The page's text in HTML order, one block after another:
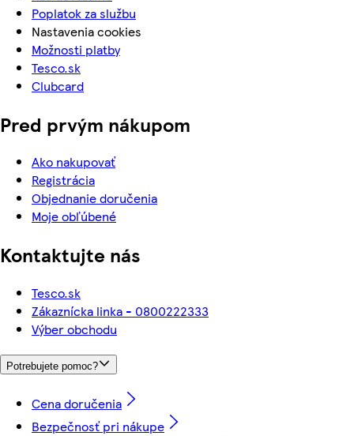
Poplatok za službu
Nastavenia cookies
Možnosti platby
Tesco.sk
Clubcard
Pred prvým nákupom
Ako nakupovať
Registrácia
Objednanie doručenia
Moje obľúbené
Kontaktujte nás
Tesco.sk
Zákaznícka linka - 0800222333
Výber obchodu
Potrebujete pomoc?
Cena doručenia
Bezpečnosť pri nákupe